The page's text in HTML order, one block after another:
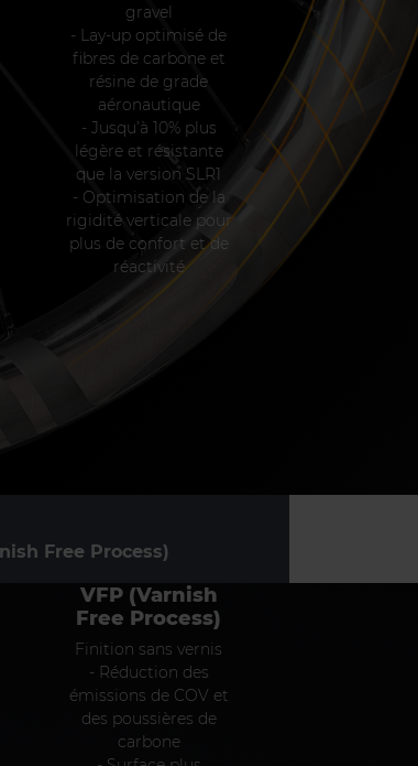
gravel
- Lay-up optimisé de
fibres de carbone et
résine de grade
aéronautique
- Jusqu’à 10% plus
légère et résistante
que la version SLR1
- Optimisation de la
rigidité verticale pour
plus de confort et de
réactivité
Free Process)
VFP (Varnish
Free Process)
Finition sans vernis
- Réduction des
émissions de COV et
des poussières de
carbone